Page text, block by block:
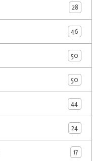
28
46
50
50
44
24
17